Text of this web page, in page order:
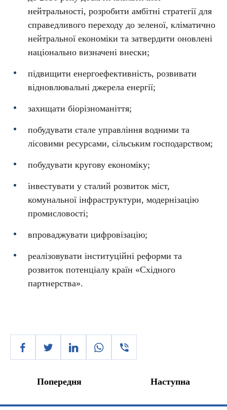
нейтральності, розробити амбітні стратегії для
справедливого переходу до зеленої, кліматично
нейтральної економіки та затвердити оновлені
національно визначені внески;
підвищити енергоефективність, розвивати
відновлювальні джерела енергії;
захищати біорізноманіття;
побудувати стале управління водними та
лісовими ресурсами, сільським господарством;
побудувати кругову економіку;
інвестувати у сталий розвиток міст,
комунальної інфраструктури, модернізацію
промисловості;
впроваджувати цифровізацію;
реалізовувати інституційні реформи та
розвиток потенціалу країн «Східного
партнерства».
Попередня Наступна